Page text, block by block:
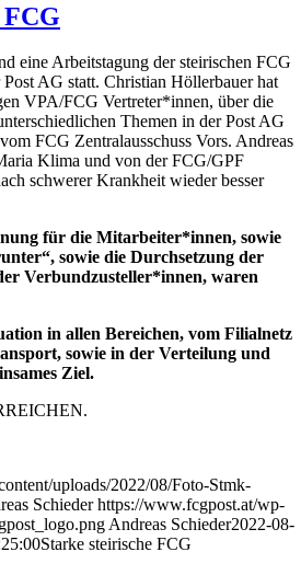
eine Arbeitstagung der steirischen FCG
AG statt. Christian Höllerbauer hat
VPA/FCG Vertreter*innen, über die
Themen in der Post AG
FCG Zentralausschuss Vors. Andreas
Klima und von der FCG/GPF
schwerer Krankheit wieder besser
für die Mitarbeiter*innen, sowie
sowie die Durchsetzung der
Verbundzusteller*innen, waren
in allen Bereichen, vom Filialnetz
sowie in der Verteilung und
Ziel.
uploads/2022/08/Foto-Stmk-
Schieder https://www.fcgpost.at/wp-
Andreas Schieder2022-08-
Starke steirische FCG